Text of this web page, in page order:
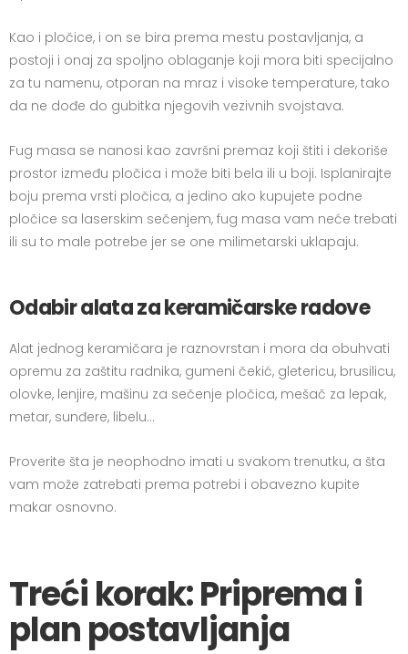
Kao i pločice, i on se bira prema mestu postavljanja, a
postoji i onaj za spoljno oblaganje koji mora biti specijalno
za tu namenu, otporan na mraz i visoke temperature, tako
da ne dođe do gubitka njegovih vezivnih svojstava.
Fug masa se nanosi kao završni premaz koji štiti i dekoriše
prostor između pločica i može biti bela ili u boji. Isplanirajte
boju prema vrsti pločica, a jedino ako kupujete podne
pločice sa laserskim sečenjem, fug masa vam neće trebati
ili su to male potrebe jer se one milimetarski uklapaju.
Odabir alata za keramičarske radove
Alat jednog keramičara je raznovrstan i mora da obuhvati
opremu za zaštitu radnika, gumeni čekić, gletericu, brusilicu,
olovke, lenjire, mašinu za sečenje pločica, mešač za lepak,
metar, sunđere, libelu…
Proverite šta je neophodno imati u svakom trenutku, a šta
vam može zatrebati prema potrebi i obavezno kupite
makar osnovno.
Treći korak: Priprema i
plan postavljanja